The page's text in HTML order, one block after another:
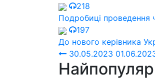
218
Подробиці проведення
197
До нового керівника
30.05.2023